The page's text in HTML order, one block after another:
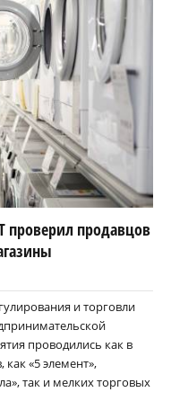
проверил продавцов
и торговли
проводились как в
«5 элемент»,
так и мелких торговых